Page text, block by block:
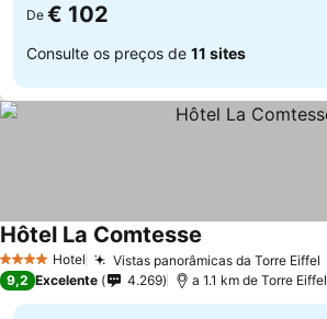
De € 102
Consulte os preços de 11 sites
4 EstrelasHotel Vistas panorâmicas da Torre Eiffel
Hôtel La Comtesse
9,2 Excelente 4.269 a 1.1 km de Torre Eiffel